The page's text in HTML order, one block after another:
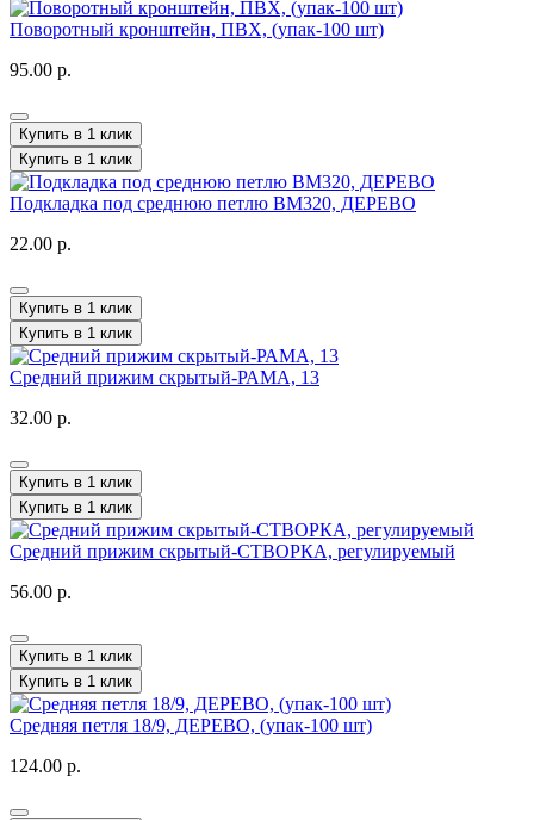
Поворотный кронштейн, ПВХ, (упак-100 шт)
95.00 р.
Купить в 1 клик
Купить в 1 клик
Подкладка под среднюю петлю BM320, ДЕРЕВО
22.00 р.
Купить в 1 клик
Купить в 1 клик
Средний прижим скрытый-РАМА, 13
32.00 р.
Купить в 1 клик
Купить в 1 клик
Средний прижим скрытый-СТВОРКА, регулируемый
56.00 р.
Купить в 1 клик
Купить в 1 клик
Средняя петля 18/9, ДЕРЕВО, (упак-100 шт)
124.00 р.